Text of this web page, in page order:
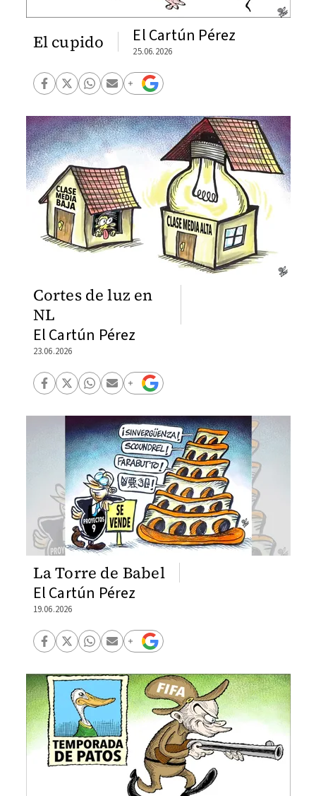
El cupido El Cartún Pérez
25.06.2026
Cortes de luz en
NL
El Cartún Pérez
23.06.2026
La Torre de Babel
El Cartún Pérez
19.06.2026